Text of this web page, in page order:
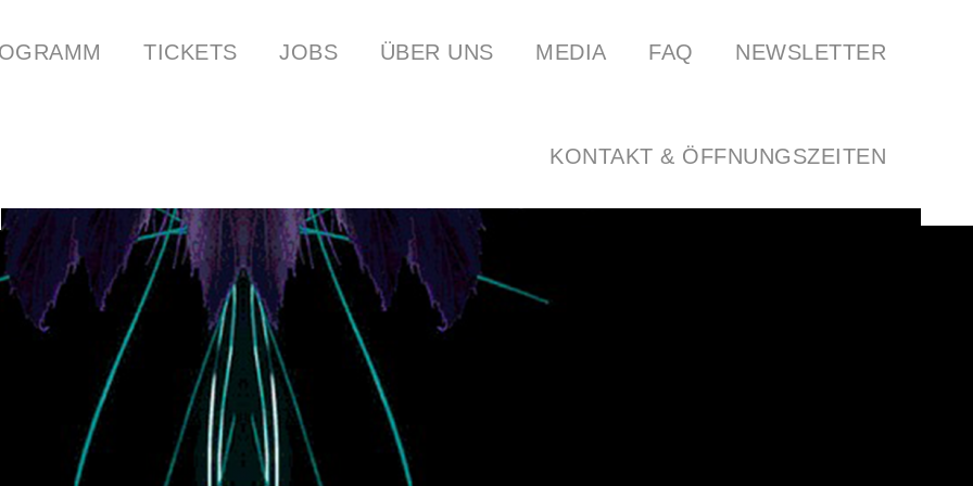
TICKETS JOBS ÜBER UNS MEDIA FAQ NEWSLETTER
KONTAKT & ÖFFNUNGSZEITEN